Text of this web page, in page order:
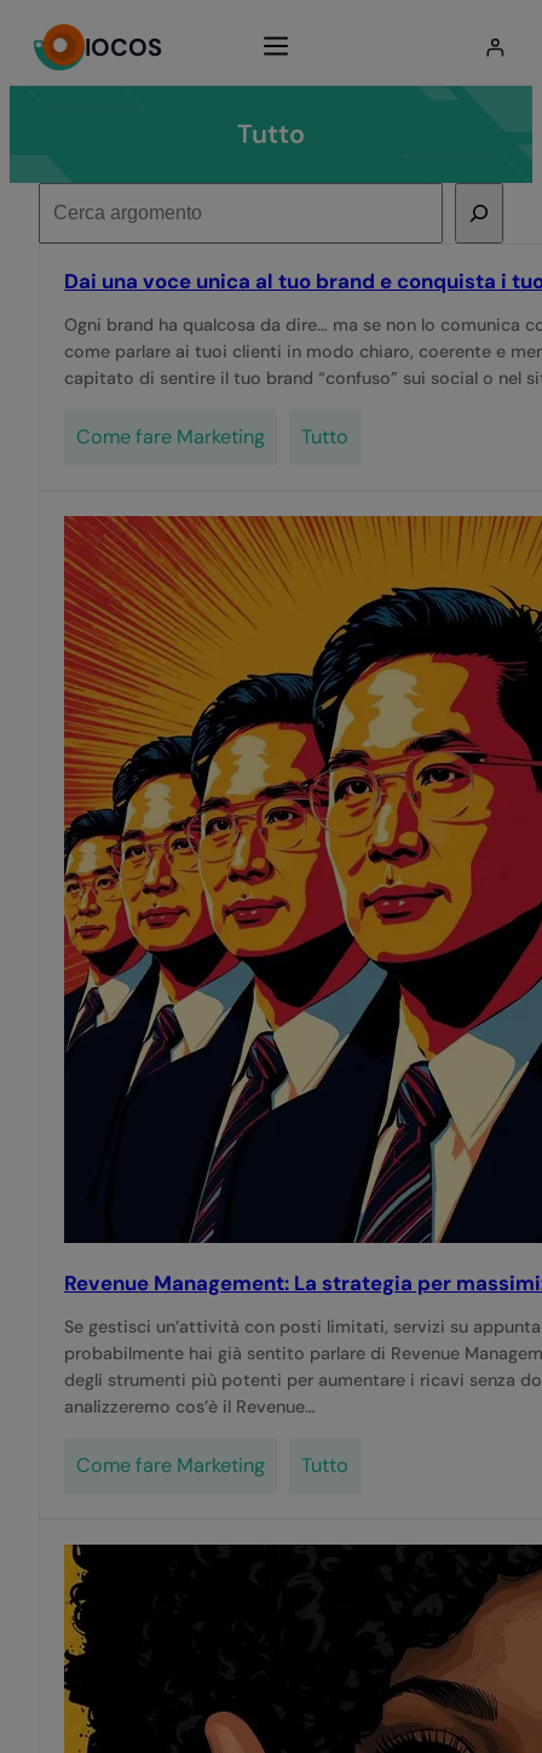
contenuto
IOCOS
Tutto
Dai una voce unica al tuo brand e conquista i
Ogni brand ha qualcosa da dire… ma se non lo comunica
come parlare ai tuoi clienti in modo chiaro, coerente e
capitato di sentire il tuo brand “confuso” sui social o nel
Come fare Marketing Tutto
Revenue Management: La strategia per
Se gestisci un’attività con posti limitati, servizi su
probabilmente hai già sentito parlare di Revenue
degli strumenti più potenti per aumentare i ricavi senza
analizzeremo cos’è il Revenue…
Come fare Marketing Tutto